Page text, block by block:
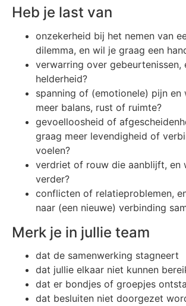
Heb je last van
onzekerheid bij het nemen van
dilemma, en wil je graag een
verwarring over gebeurtenissen,
helderheid?
spanning of (emotionele) pijn en
meer balans, rust of ruimte?
gevoelloosheid of
graag meer levendigheid of
voelen?
verdriet of rouw die aanblijft, en
verder?
conflicten of relatieproblemen,
naar (een nieuwe) verbinding
Merk je in jullie team
dat de samenwerking stagneert
dat jullie elkaar niet kunnen
dat er bondjes of groepjes
dat besluiten niet doorgezet